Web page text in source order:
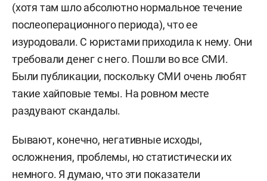
(хотя там шло абсолютно нормальное течение
послеоперационного периода), что ее
изуродовали. С юристами приходила к нему. Они
требовали денег с него. Пошли во все СМИ.
Были публикации, поскольку СМИ очень любят
такие хайповые темы. На ровном месте
раздувают скандалы.
Бывают, конечно, негативные исходы,
осложнения, проблемы, но статистически их
немного. Я думаю, что эти показатели